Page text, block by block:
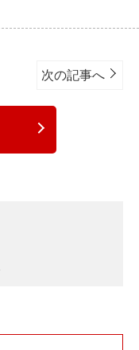
次の記事へ